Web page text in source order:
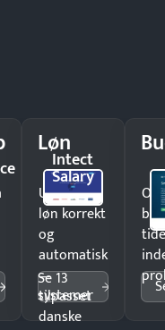
Løn
Intect
Salary
Udbetal
løn korrekt
og
automatisk
—
tilpasset
danske
Se 13
systemer